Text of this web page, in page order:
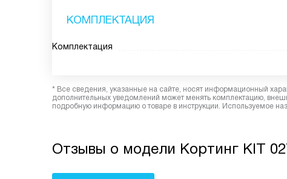
КОМПЛЕКТАЦИЯ
Комплектация
* Все сведения, указанные на сайте, носят информационный
дополнительных уведомлений может менять комплектацию,
подробную информацию о товаре в инструкции. Используемое
Отзывы о модели Кортинг KIT